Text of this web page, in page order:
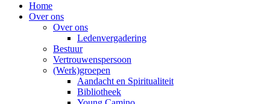
Home
Over ons
Over ons
Ledenvergadering
Bestuur
Vertrouwenspersoon
(Werk)groepen
Aandacht en Spiritualiteit
Bibliotheek